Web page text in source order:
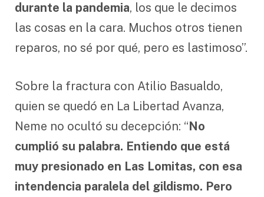
durante la pandemia, los que le decimos
las cosas en la cara. Muchos otros tienen
reparos, no sé por qué, pero es lastimoso”.
Sobre la fractura con Atilio Basualdo,
quien se quedó en La Libertad Avanza,
Neme no ocultó su decepción: “No
cumplió su palabra. Entiendo que está
muy presionado en Las Lomitas, con esa
intendencia paralela del gildismo. Pero